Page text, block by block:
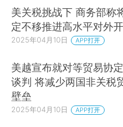
美关税挑战下 商务部称
定不移推进高水平对外
2025年04月10日 APP打开
美越宣布就对等贸易协
谈判 将减少两国非关税
壁垒
2025年04月10日 APP打开